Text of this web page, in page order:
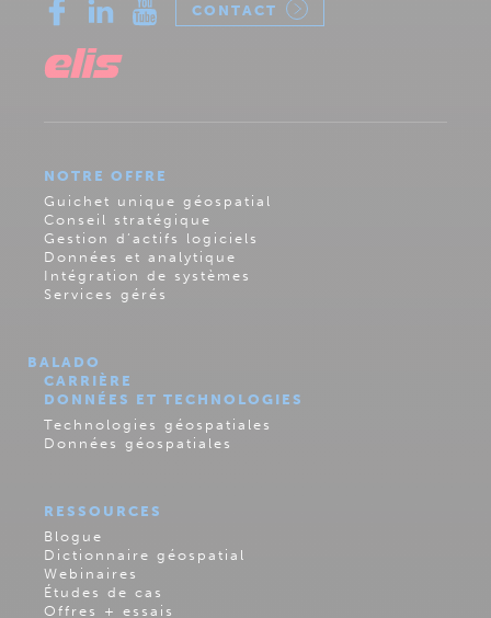
CONTACT
NOTRE OFFRE
Guichet unique géospatial
Conseil stratégique
Gestion d’actifs logiciels
Données et analytique
Intégration de systèmes
Services gérés
BALADO
CARRIÈRE
DONNÉES ET TECHNOLOGIES
Technologies géospatiales
Données géospatiales
RESSOURCES
Blogue
Dictionnaire géospatial
Webinaires
Études de cas
Offres + essais